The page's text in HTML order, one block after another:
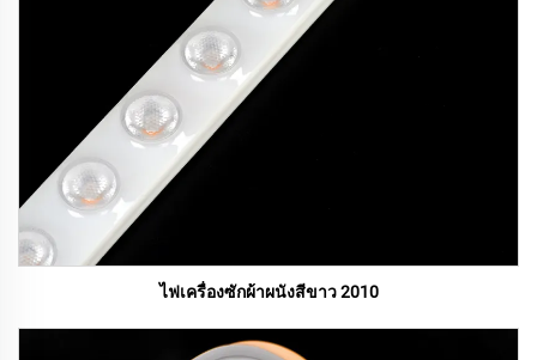
ไฟเครื่องซักผ้าผนังสีขาว 2010